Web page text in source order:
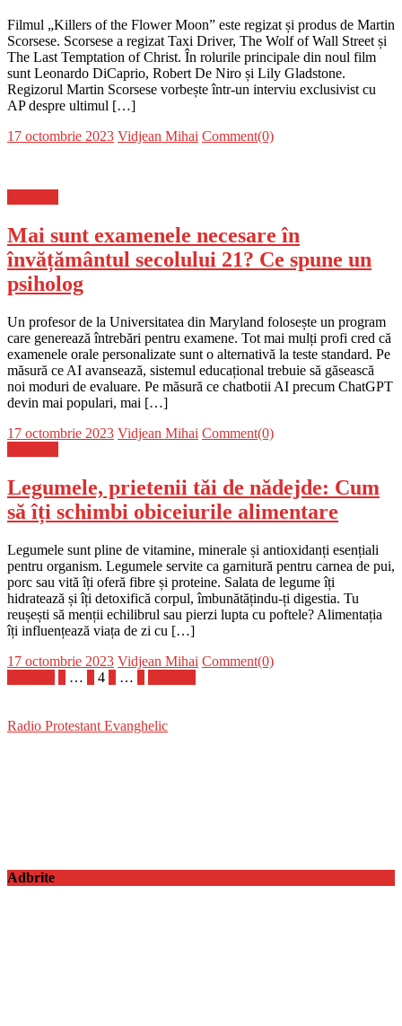
Filmul „Killers of the Flower Moon” este regizat și produs de Martin
Scorsese. Scorsese a regizat Taxi Driver, The Wolf of Wall Street și
The Last Temptation of Christ. În rolurile principale din noul film
sunt Leonardo DiCaprio, Robert De Niro și Lily Gladstone.
Regizorul Martin Scorsese vorbește într-un interviu exclusivist cu
AP despre ultimul […]
Posted
17 octombrie 2023 Author
Vidjean Mihai Comment(0)
Mai sunt examenele necesare în
învățământul secolului 21? Ce spune un
psiholog
Un profesor de la Universitatea din Maryland folosește un program
care generează întrebări pentru examene. Tot mai mulți profi cred că
examenele orale personalizate sunt o alternativă la teste standard. Pe
măsură ce AI avansează, sistemul educațional trebuie să găsească
noi moduri de evaluare. Pe măsură ce chatbotii AI precum ChatGPT
devin mai populari, mai […]
Posted
17 octombrie 2023 Author
Vidjean Mihai Comment(0)
Legumele, prietenii tăi de nădejde: Cum
să îți schimbi obiceiurile alimentare
Legumele sunt pline de vitamine, minerale și antioxidanți esențiali
pentru organism. Legumele servite ca garnitură pentru carnea de pui,
porc sau vită îți oferă fibre și proteine. Salata de legume îți
hidratează și îți detoxifică corpul, îmbunătățindu-ți digestia. Tu
reușești să menții echilibrul sau pierzi lupta cu poftele? Alimentația
îți influențează viața de zi cu […]
Posted
17 octombrie 2023 Author
Vidjean Mihai Comment(0)
Paginație
… 4 …
Radio Protestant Evanghelic
Adbrite